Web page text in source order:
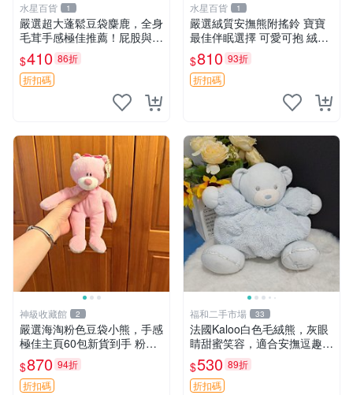
水星百貨 1
嚴選超大蓬鬆豆袋麋鹿，全身
毛茸手感極佳推薦！屁股與四
肢填充均勻，適合收藏與孩童
共賞。 麋鹿 豆袋 毛茸玩具
$410 86折
折扣碼
水星百貨 1
嚴選絨質安撫熊附搖鈴 寶寶
最佳伴眠選擇 可愛可抱 絨毛
玩具 安撫熊 嬰兒用
$810 93折
折扣碼
神級收藏館 2
嚴選海淘粉色豆袋小熊，手感
極佳主頁60包新貨到手 粉熊
豆袋 女孩豆袋熊
$870 94折
折扣碼
福和二手市場 33
法國Kaloo白色毛絨熊，灰眼
睛甜蜜笑容，適合安撫逗趣可
愛，柔軟面料手感佳。14 白
色安撫熊 毛絨玩具 寶寶逗樂
具
$530 89折
折扣碼